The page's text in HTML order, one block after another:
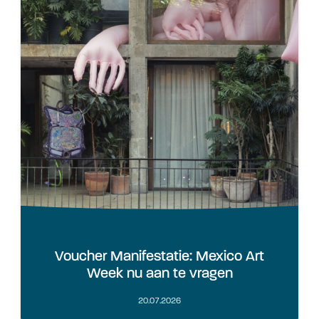
Voucher Manifestatie: Mexico Art
Week nu aan te vragen
20.07.2026